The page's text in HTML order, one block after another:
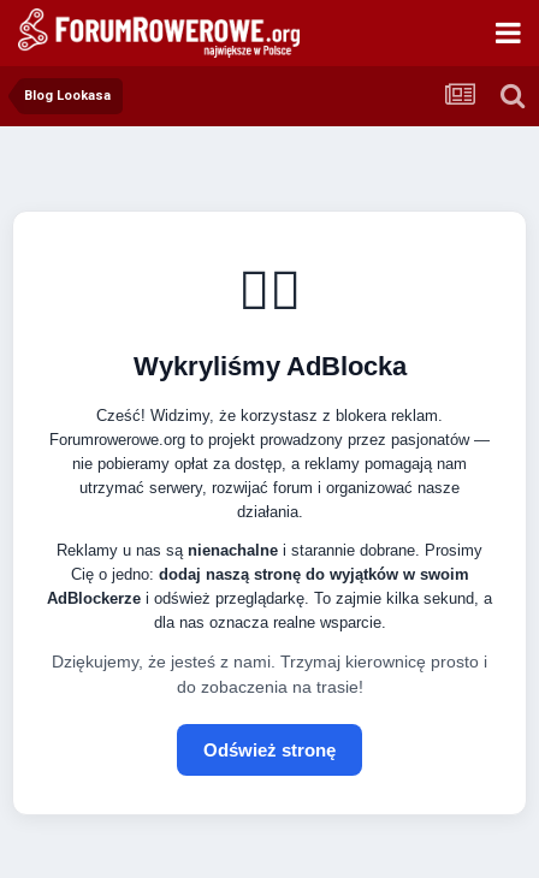
Blog Lookasa
🚴‍♂️
Wykryliśmy AdBlocka
Cześć! Widzimy, że korzystasz z blokera reklam.
Forumrowerowe.org to projekt prowadzony przez pasjonatów —
nie pobieramy opłat za dostęp, a reklamy pomagają nam
utrzymać serwery, rozwijać forum i organizować nasze
działania.
Reklamy u nas są nienachalne i starannie dobrane. Prosimy
Cię o jedno: dodaj naszą stronę do wyjątków w swoim
AdBlockerze i odśwież przeglądarkę. To zajmie kilka sekund, a
dla nas oznacza realne wsparcie.
Dziękujemy, że jesteś z nami. Trzymaj kierownicę prosto i
do zobaczenia na trasie!
Odśwież stronę